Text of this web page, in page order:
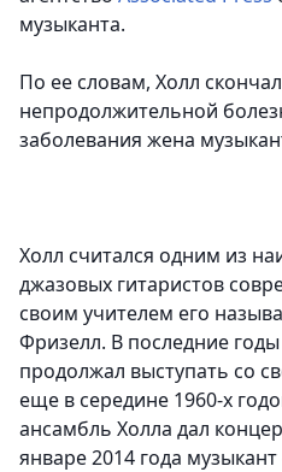
музыканта.
По ее словам, Холл
непродолжительной
заболевания жена
Холл считался одним из
джазовых гитаристов
своим учителем его
Фризелл. В последние
продолжал выступать со
еще в середине 1960-х
ансамбль Холла дал
январе 2014 года